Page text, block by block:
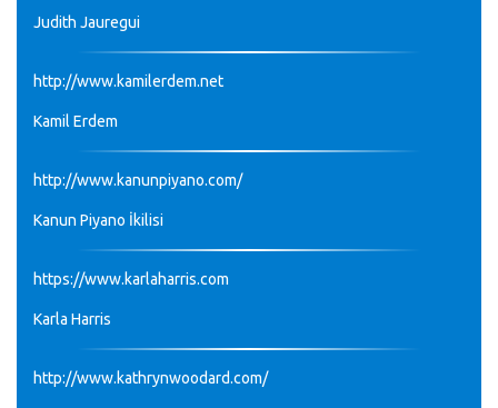
Judith Jauregui
http://www.kamilerdem.net
Kamil Erdem
http://www.kanunpiyano.com/
Kanun Piyano İkilisi
https://www.karlaharris.com
Karla Harris
http://www.kathrynwoodard.com/